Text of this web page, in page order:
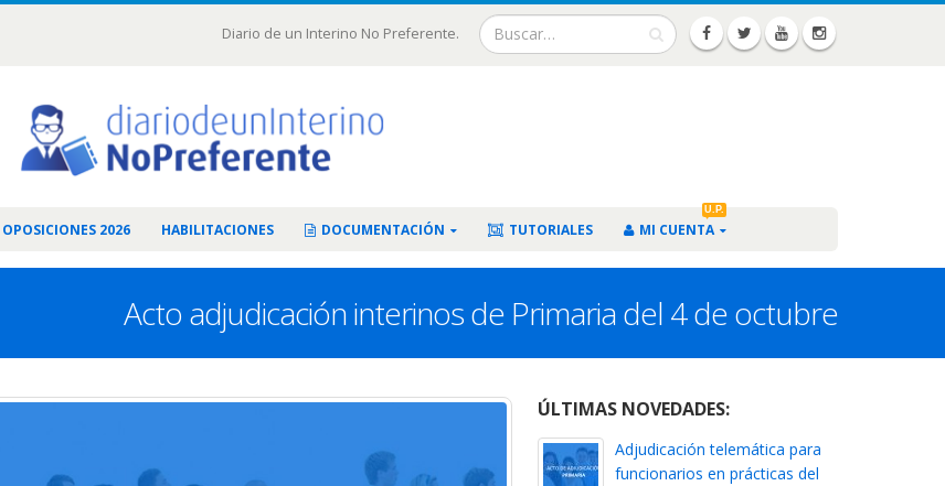
Diario de un Interino No Preferente.
OPOSICIONES 2026 HABILITACIONES DOCUMENTACIÓN TUTORIALES MI CUENTA
U.P.
Acto adjudicación interinos de Primaria del 4 de octubre
ÚLTIMAS NOVEDADES:
Adjudicación telemática para
funcionarios en prácticas del